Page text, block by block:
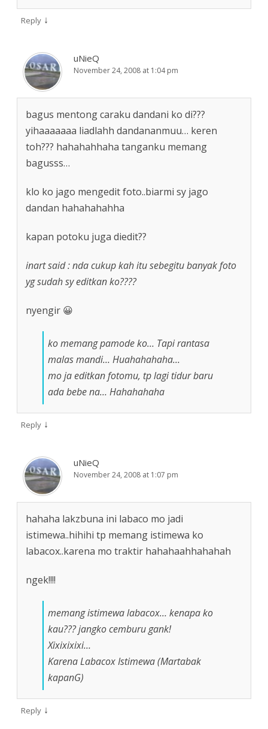
Reply ↓
uNieQ
November 24, 2008 at 1:04 pm
bagus mentong caraku dandani ko di???
yihaaaaaaa liadlahh dandananmuu… keren
toh??? hahahahhaha tanganku memang
bagusss…
klo ko jago mengedit foto..biarmi sy jago
dandan hahahahahha
kapan potoku juga diedit??
inart said : nda cukup kah itu sebegitu banyak foto
yg sudah sy editkan ko????
nyengir 😀
ko memang pamode ko… Tapi rantasa
malas mandi… Huahahahaha…
mo ja editkan fotomu, tp lagi tidur baru
ada bebe na… Hahahahaha
Reply ↓
uNieQ
November 24, 2008 at 1:07 pm
hahaha lakzbuna ini labaco mo jadi
istimewa..hihihi tp memang istimewa ko
labacox..karena mo traktir hahahaahhahahah
ngek!!!!
memang istimewa labacox… kenapa ko
kau??? jangko cemburu gank!
Xixixixixi…
Karena Labacox Istimewa (Martabak
kapanG)
Reply ↓